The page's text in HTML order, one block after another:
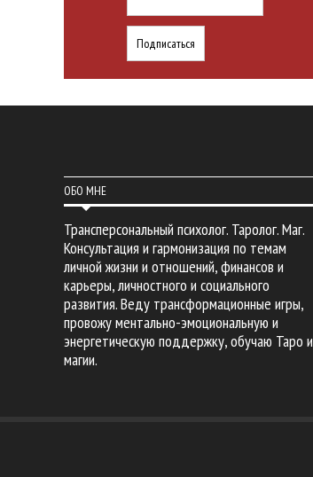
ОБО МНЕ
Трансперсональный психолог. Таролог. Маг.
Консультация и гармонизация по темам
личной жизни и отношений, финансов и
карьеры, личностного и социального
развития. Веду трансформационные игры,
провожу ментально-эмоциональную и
энергетическую поддержку, обучаю Таро и
магии.